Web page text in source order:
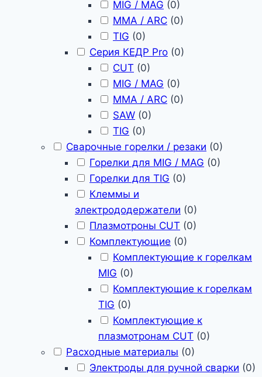
MIG / MAG (0)
MMA / ARC (0)
TIG (0)
Серия КЕДР Pro (0)
CUT (0)
MIG / MAG (0)
MMA / ARC (0)
SAW (0)
TIG (0)
Сварочные горелки / резаки (0)
Горелки для MIG / MAG (0)
Горелки для TIG (0)
Клеммы и
электрододержатели (0)
Плазмотроны CUT (0)
Комплектующие (0)
Комплектующие к горелкам
MIG (0)
Комплектующие к горелкам
TIG (0)
Комплектующие к
плазмотронам CUT (0)
Расходные материалы (0)
Электроды для ручной сварки (0)